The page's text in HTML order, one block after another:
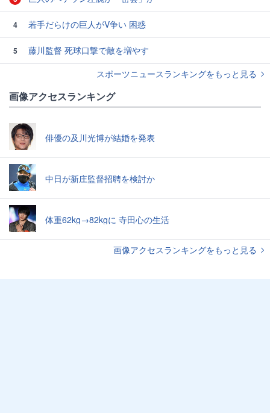
4 若手だらけの巨人がV争い 困惑
5
藤川監督 死球口撃で敵を増やす
スポーツニュースランキングをもっと見る
画像アクセスランキング
俳優の及川光博が結婚を発表
中日が新庄監督招聘を検討か
体重62kg→82kgに 寺田心の生活
画像アクセスランキングをもっと見る